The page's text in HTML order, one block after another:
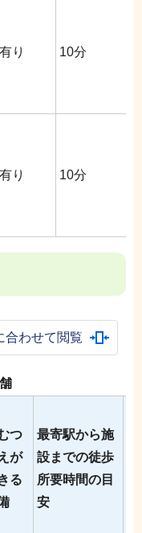
有り 10分
有り 10分
合わせて閲覧
つ
が
る
最寄駅から施
設までの徒歩
所要時間の目
安